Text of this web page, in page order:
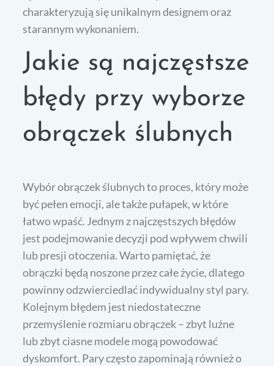
charakteryzują się unikalnym designem oraz
starannym wykonaniem.
Jakie są najczęstsze
błędy przy wyborze
obrączek ślubnych
Wybór obrączek ślubnych to proces, który może
być pełen emocji, ale także pułapek, w które
łatwo wpaść. Jednym z najczęstszych błędów
jest podejmowanie decyzji pod wpływem chwili
lub presji otoczenia. Warto pamiętać, że
obrączki będą noszone przez całe życie, dlatego
powinny odzwierciedlać indywidualny styl pary.
Kolejnym błędem jest niedostateczne
przemyślenie rozmiaru obrączek – zbyt luźne
lub zbyt ciasne modele mogą powodować
dyskomfort. Pary często zapominają również o